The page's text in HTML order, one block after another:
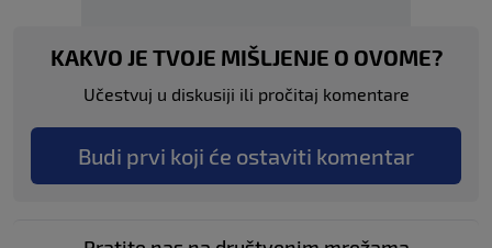
KAKVO JE TVOJE MIŠLJENJE O OVOME?
Učestvuj u diskusiji ili pročitaj komentare
Budi prvi koji će ostaviti komentar